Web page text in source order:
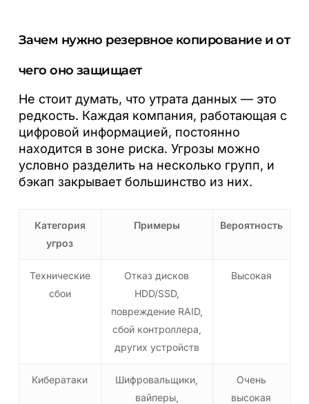
Зачем нужно резервное копирование и от
чего оно защищает
Не стоит думать, что утрата данных — это
редкость. Каждая компания, работающая с
цифровой информацией, постоянно
находится в зоне риска. Угрозы можно
условно разделить на несколько групп, и
бэкап закрывает большинство из них.
Категория
угроз
Примеры Вероятность
Технические
сбои
Отказ дисков
HDD/SSD,
повреждение RAID,
сбой контроллера,
других устройств
Высокая
Кибератаки
Шифровальщики,
вайперы,
Очень
высокая